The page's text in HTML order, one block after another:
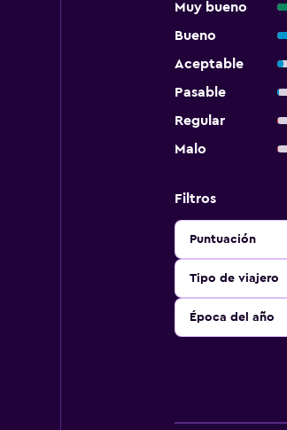
Muy bueno
Bueno
Aceptable
Pasable
Regular
Malo
Filtros
Puntuación
Tipo de viajero
Época del año